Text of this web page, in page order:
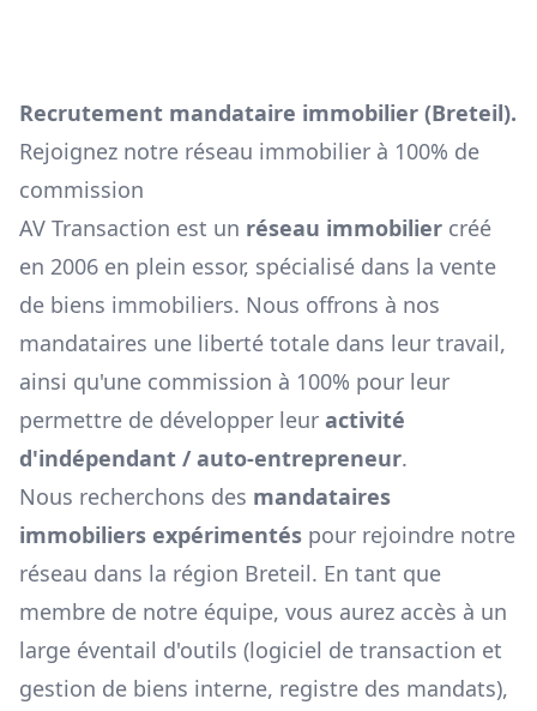
Recrutement mandataire immobilier (Breteil).
Rejoignez notre réseau immobilier à 100% de
commission
AV Transaction est un réseau immobilier créé
en 2006 en plein essor, spécialisé dans la vente
de biens immobiliers. Nous offrons à nos
mandataires une liberté totale dans leur travail,
ainsi qu'une commission à 100% pour leur
permettre de développer leur activité
d'indépendant / auto-entrepreneur.
Nous recherchons des mandataires
immobiliers expérimentés pour rejoindre notre
réseau dans la région Breteil. En tant que
membre de notre équipe, vous aurez accès à un
large éventail d'outils (logiciel de transaction et
gestion de biens interne, registre des mandats),